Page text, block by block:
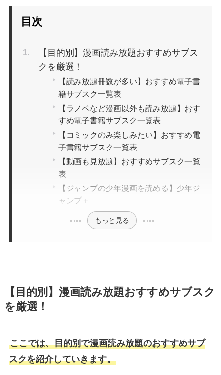
目次
【目的別】漫画読み放題おすすめサブス
クを厳選！
【読み放題冊数が多い】おすすめ電子書
籍サブスク一覧表
【ラノベなど漫画以外も読み放題】おす
すめ電子書籍サブスク一覧表
【コミックのみ楽しみたい】おすすめ電
子書籍サブスク一覧表
【動画も見放題】おすすめサブスク一覧
表
【ジャンプの少年漫画を読める】少年ジ
ャンプ＋
もっと見る
【目的別】漫画読み放題おすすめサブスク
を厳選！
ここでは、目的別で漫画読み放題のおすすめサブ
スクを紹介していきます。